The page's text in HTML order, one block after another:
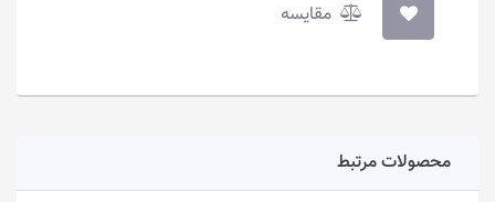
مقایسه
محصولات مرتبط